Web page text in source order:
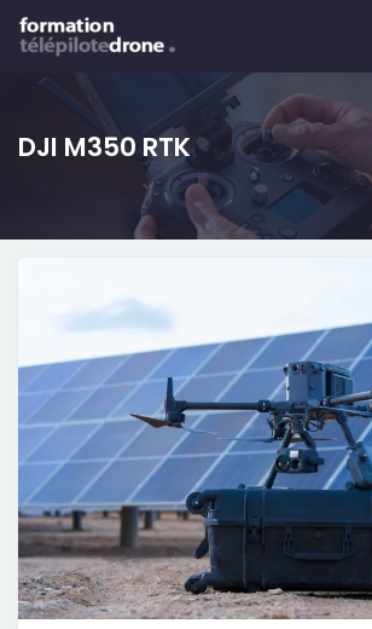
Skip to main content
DJI M350 RTK